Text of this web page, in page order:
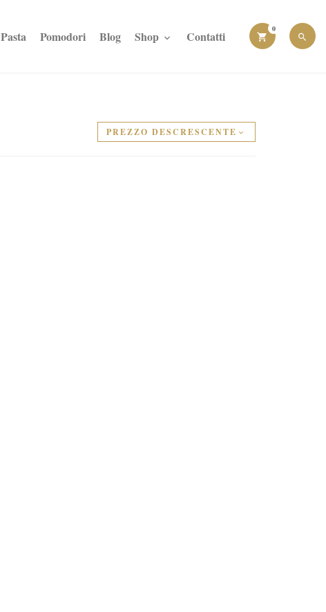
0
Pasta Pomodori Blog Shop Contatti
PREZZO DESCRESCENTE